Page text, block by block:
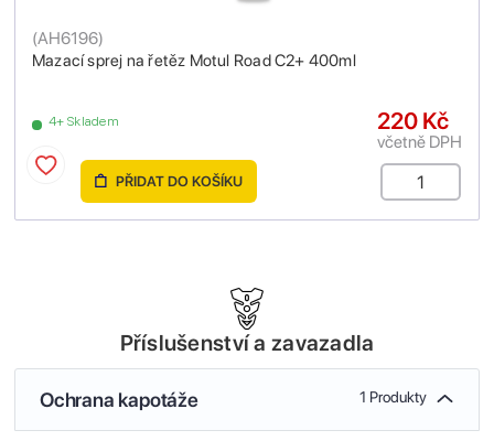
Mazací sprej na řetěz Motul Road C2+ 400ml
(AH6196)
4+ Skladem 220 Kč
včetně DPH
PŘIDAT DO KOŠÍKU
Příslušenství a zavazadla
Ochrana kapotáže 1 Produkty